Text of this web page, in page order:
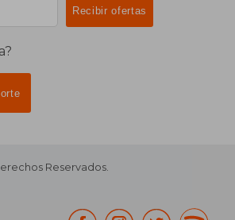
Reservados.